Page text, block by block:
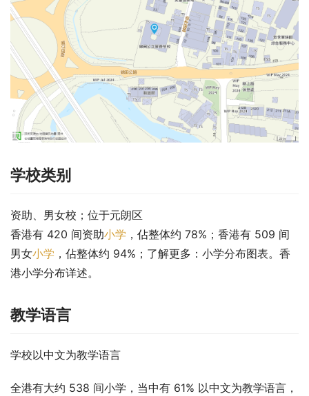
学校类别
资助、男女校；位于元朗区
香港有 420 间资助小学 ，佔整体约 78%；香港有 509 间
男女小学 ，佔整体约 94%；了解更多：小学分布图表。香
港小学分布详述。
教学语言
学校以中文为教学语言
全港有大约 538 间小学，当中有 61% 以中文为教学语言，